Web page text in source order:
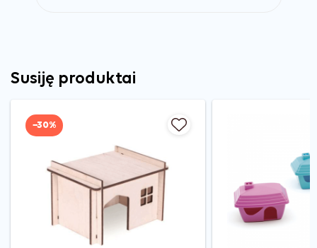
Susiję produktai
−30%